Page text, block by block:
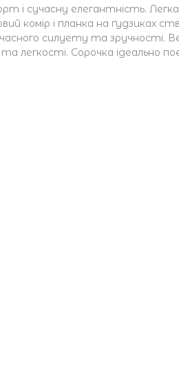
і сучасну елегантність.
комір і планка на ґудзиках
силуету та зручності.
легкості. Сорочка ідеально